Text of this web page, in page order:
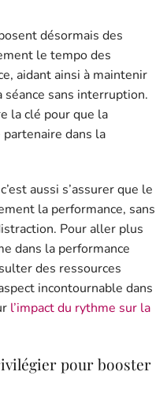
désormais des
le tempo des
aidant ainsi à maintenir
sans interruption.
la clé pour que la
dans la
aussi s’assurer que le
la performance, sans
Pour aller plus
dans la performance
des ressources
incontournable dans
l’impact du rythme sur la
pour booster